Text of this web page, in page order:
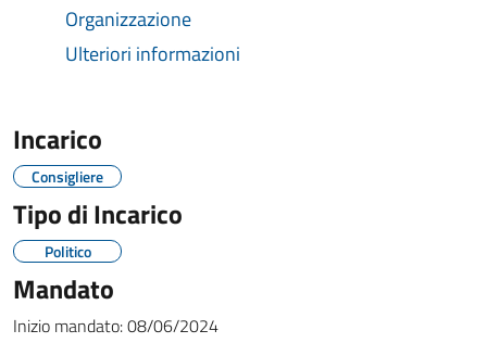
Organizzazione
Ulteriori informazioni
Incarico
Consigliere
Tipo di Incarico
Politico
Mandato
Inizio mandato:08/06/2024